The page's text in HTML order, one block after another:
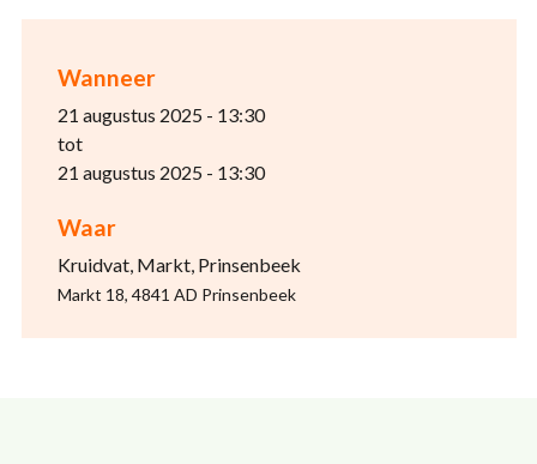
Wanneer
21 augustus 2025 - 13:30
tot
21 augustus 2025 - 13:30
Waar
Kruidvat, Markt, Prinsenbeek
Markt 18, 4841 AD Prinsenbeek